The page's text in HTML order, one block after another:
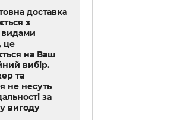
доставка
з
це
на Ваш
вибір.
та
не несуть
за
вигоду